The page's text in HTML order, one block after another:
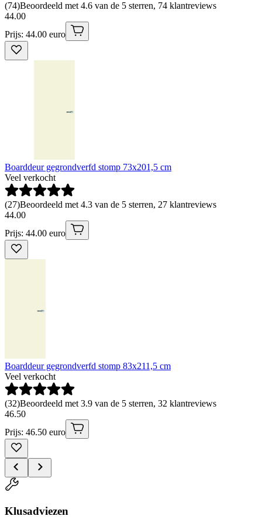
(74)Beoordeeld met 4.6 van de 5 sterren, 74 klantreviews
44.00
Prijs: 44.00 euro
Boarddeur gegrondverfd stomp 73x201,5 cm
Veel verkocht
(27)Beoordeeld met 4.3 van de 5 sterren, 27 klantreviews
44.00
Prijs: 44.00 euro
Boarddeur gegrondverfd stomp 83x211,5 cm
Veel verkocht
(32)Beoordeeld met 3.9 van de 5 sterren, 32 klantreviews
46.50
Prijs: 46.50 euro
Klusadviezen